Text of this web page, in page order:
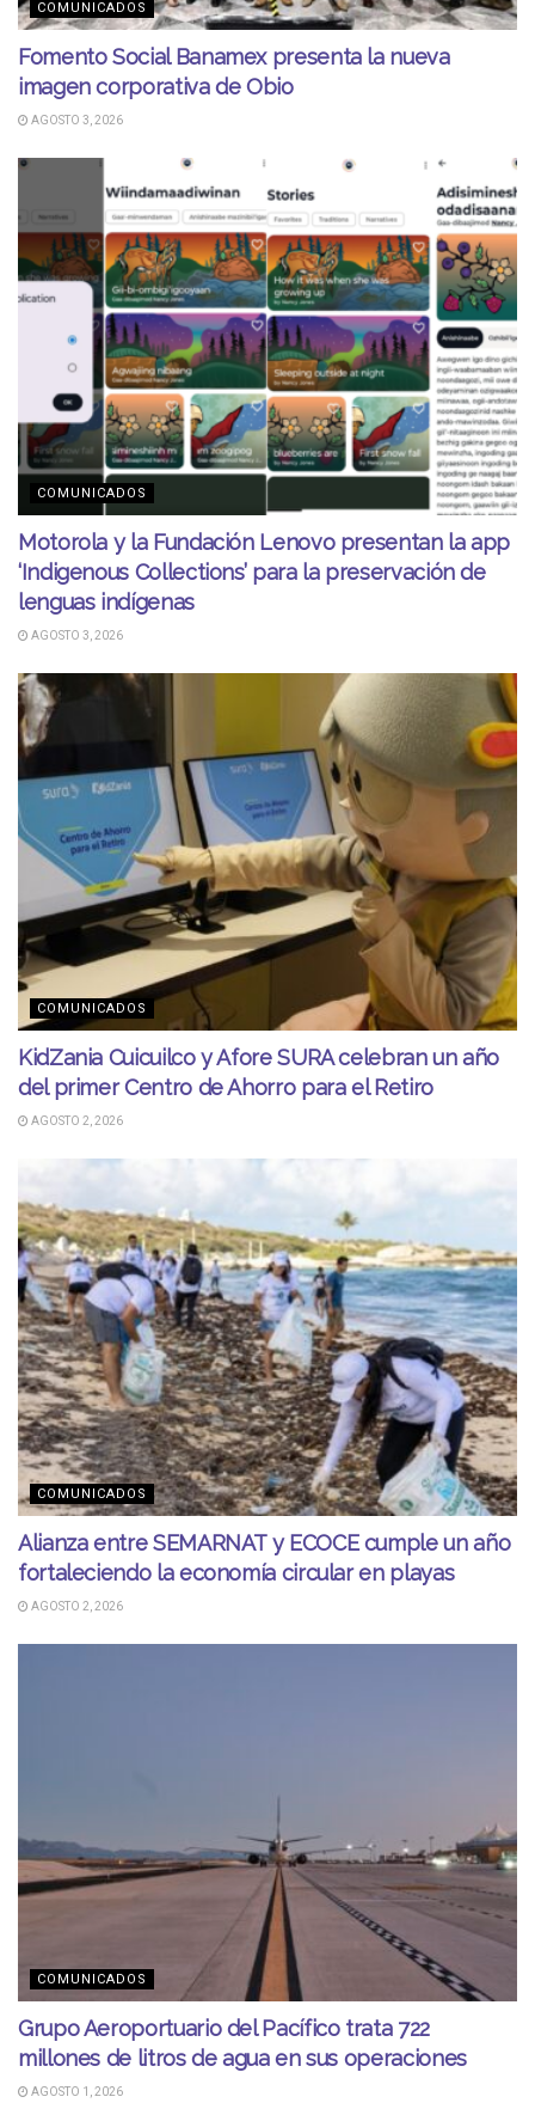
COMUNICADOS
Fomento Social Banamex presenta la nueva
imagen corporativa de Obio
AGOSTO 3, 2026
COMUNICADOS
Motorola y la Fundación Lenovo presentan la app
‘Indigenous Collections’ para la preservación de
lenguas indígenas
AGOSTO 3, 2026
COMUNICADOS
KidZania Cuicuilco y Afore SURA celebran un año
del primer Centro de Ahorro para el Retiro
AGOSTO 2, 2026
COMUNICADOS
Alianza entre SEMARNAT y ECOCE cumple un año
fortaleciendo la economía circular en playas
AGOSTO 2, 2026
COMUNICADOS
Grupo Aeroportuario del Pacífico trata 722
millones de litros de agua en sus operaciones
AGOSTO 1, 2026